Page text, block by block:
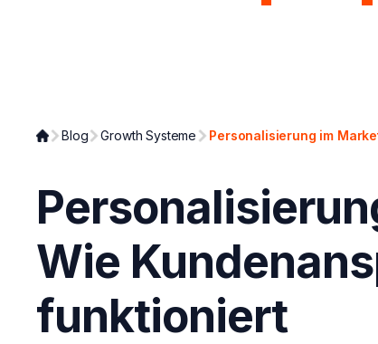
Blog Growth Systeme Personalisierung im
Wie
funktioniert